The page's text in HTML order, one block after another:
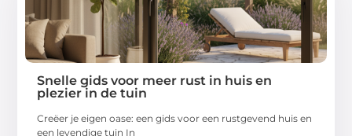
Snelle gids voor meer rust in huis en
plezier in de tuin
Creëer je eigen oase: een gids voor een rustgevend huis en
een levendige tuin In